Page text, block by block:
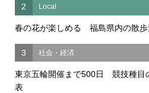
2 Local
春の花が楽しめる 福島県内の散歩
3 社会・経済
東京五輪開催まで500日 競技種目
表